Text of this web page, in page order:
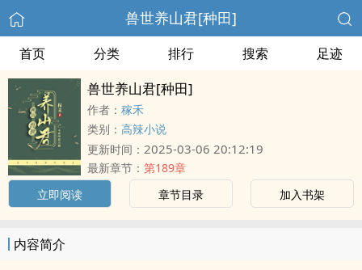
兽世养山君[种田]
首页 分类 排行 搜索 足迹
兽世养山君[种田]
作者： 稼禾
类别： 高辣小说
更新时间： 2025-03-06 20:12:19
最新章节： 第189章
立即阅读
章节目录 加入书架
内容简介